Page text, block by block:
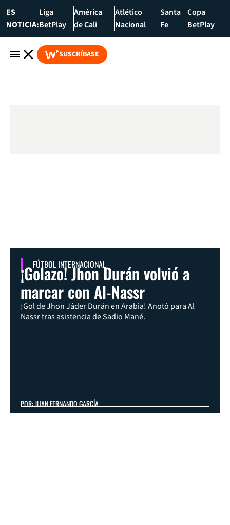
ES
NOTICIA:
Liga
BetPlay
América
de Cali
Atlético
Nacional
Santa
Fe
Copa
BetPlay
SUSCRÍBASE
FÚTBOL INTERNACIONAL
¡Golazo! Jhon Durán volvió a
marcar con Al-Nassr
¡Gol de Jhon Jáder Durán en Arabia! Anotó para Al
Nassr tras asistencia de Sadio Mané.
POR: JUAN FERNANDO GARCÍA